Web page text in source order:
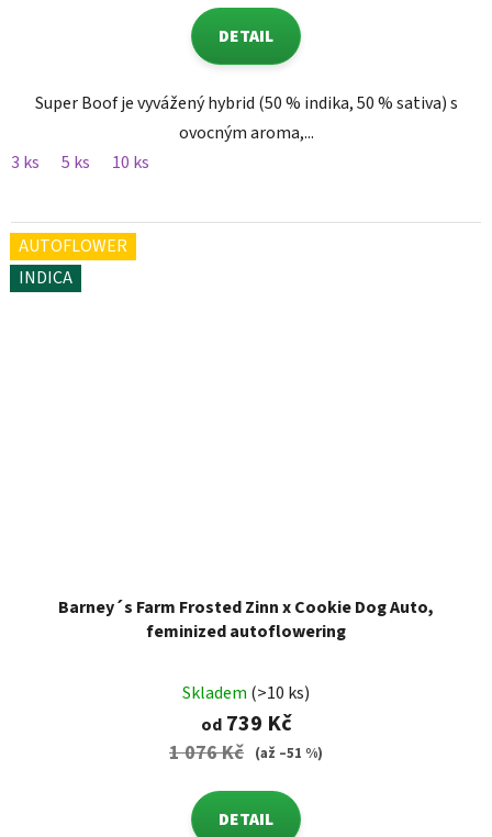
DETAIL
Super Boof je vyvážený hybrid (50 % indika, 50 % sativa) s
ovocným aroma,...
3 ks
5 ks 10 ks
AUTOFLOWER
INDICA
Barney´s Farm Frosted Zinn x Cookie Dog Auto,
feminized autoflowering
Skladem (>10 ks)
od739 Kč
1 076 Kč (až –51 %)
DETAIL